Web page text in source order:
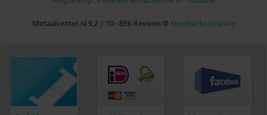
Metaalcenter.nl 9,2 / 10 -856 Reviews @ Feedbackcompany